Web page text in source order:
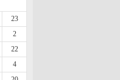
23
2
22
4